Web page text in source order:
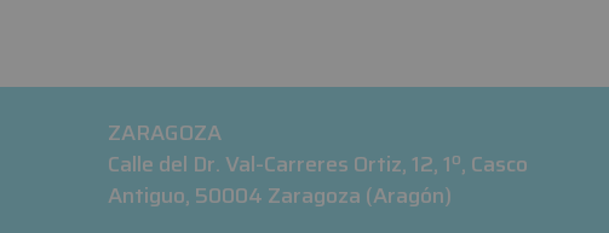
ZARAGOZA
Calle del Dr. Val-Carreres Ortiz, 12, 1º, Casco
Antiguo, 50004 Zaragoza (Aragón)